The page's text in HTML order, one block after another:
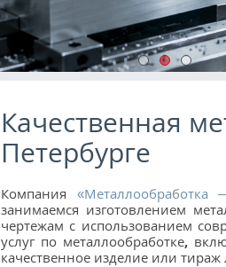
Качественная
Петербурге
Компания
занимаемся изготовлением
чертежам с использованием
услуг по металлообработке,
качественное изделие или